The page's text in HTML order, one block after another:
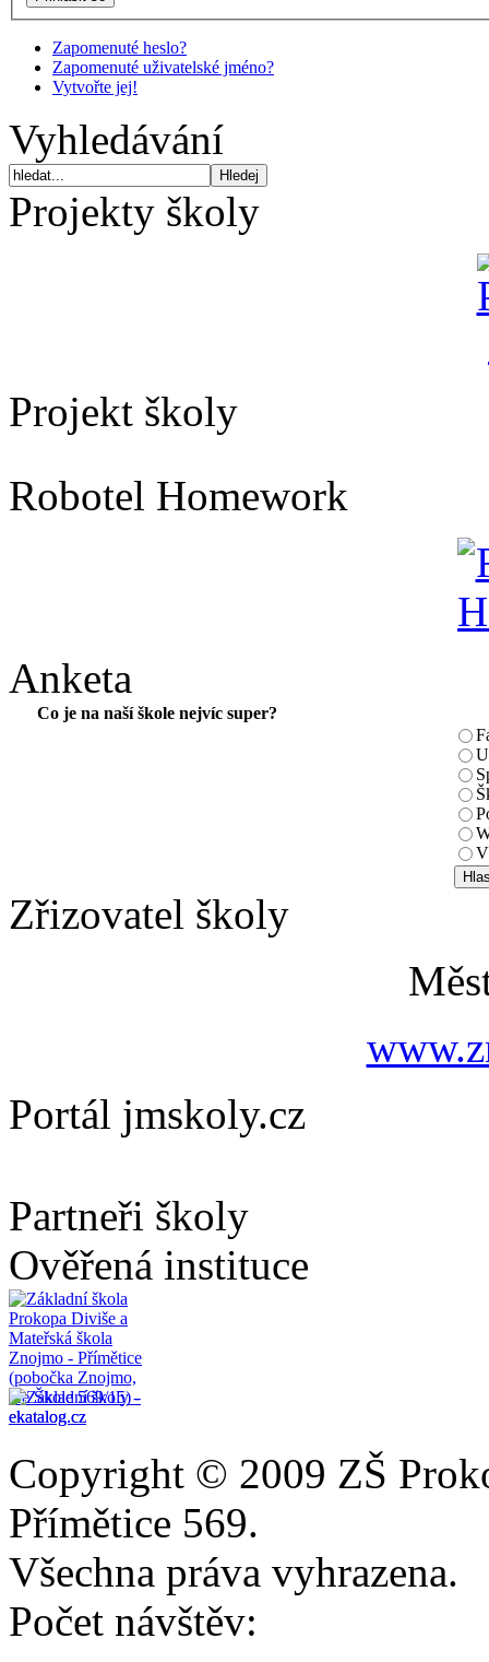
Zapomenuté heslo?
Zapomenuté uživatelské jméno?
Vytvořte jej!
Vyhledávání
Projekty školy
Projekt školy
Robotel Homework
Anketa
Co je na naší škole nejvíc super?
Zřizovatel školy
Portál jmskoly.cz
Partneři školy
Ověřená instituce
Copyright © 2009 ZŠ
Přímětice 569.
Všechna práva vyhrazena.
Počet návštěv: